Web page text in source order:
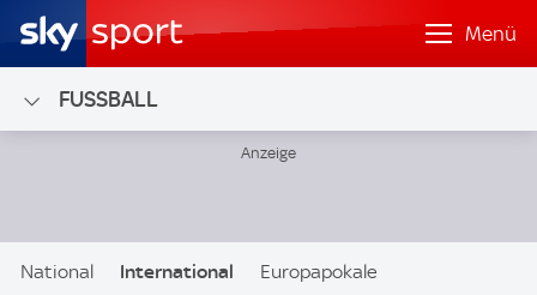
Menü
FUSSBALL
National International Europapokale